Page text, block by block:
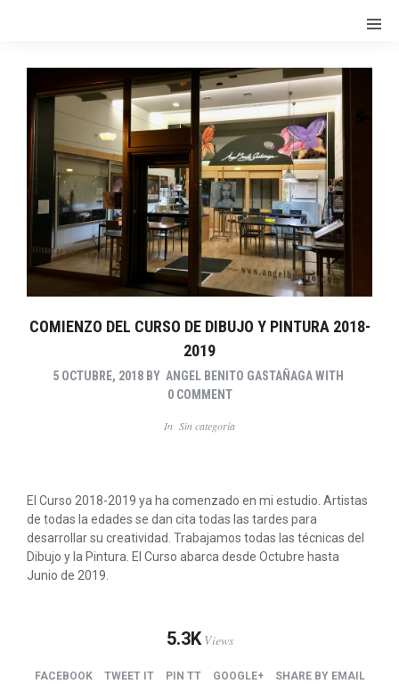
COMIENZO DEL CURSO DE DIBUJO Y PINTURA 2018-
2019
5 OCTUBRE, 2018 BY ANGEL BENITO GASTAÑAGAWITH
0 COMMENT
In Sin categoría
El Curso 2018-2019 ya ha comenzado en mi estudio. Artistas
de todas la edades se dan cita todas las tardes para
desarrollar su creatividad. Trabajamos todas las técnicas del
Dibujo y la Pintura. El Curso abarca desde Octubre hasta
Junio de 2019.
5.3K Views
FACEBOOK TWEET IT PIN TT GOOGLE+ SHARE BY EMAIL